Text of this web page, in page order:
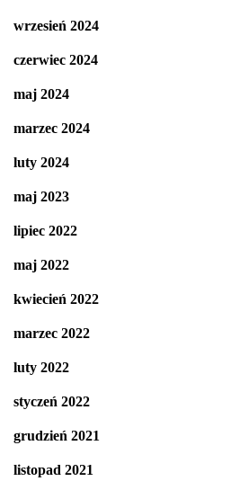
wrzesień 2024
czerwiec 2024
maj 2024
marzec 2024
luty 2024
maj 2023
lipiec 2022
maj 2022
kwiecień 2022
marzec 2022
luty 2022
styczeń 2022
grudzień 2021
listopad 2021